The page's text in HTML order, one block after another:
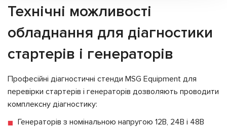
Технічні можливості
обладнання для діагностики
стартерів і генераторів
Професійні діагностичні стенди MSG Equipment для
перевірки стартерів і генераторів дозволяють проводити
комплексну діагностику:
Генераторів з номінальною напругою 12В, 24В і 48В